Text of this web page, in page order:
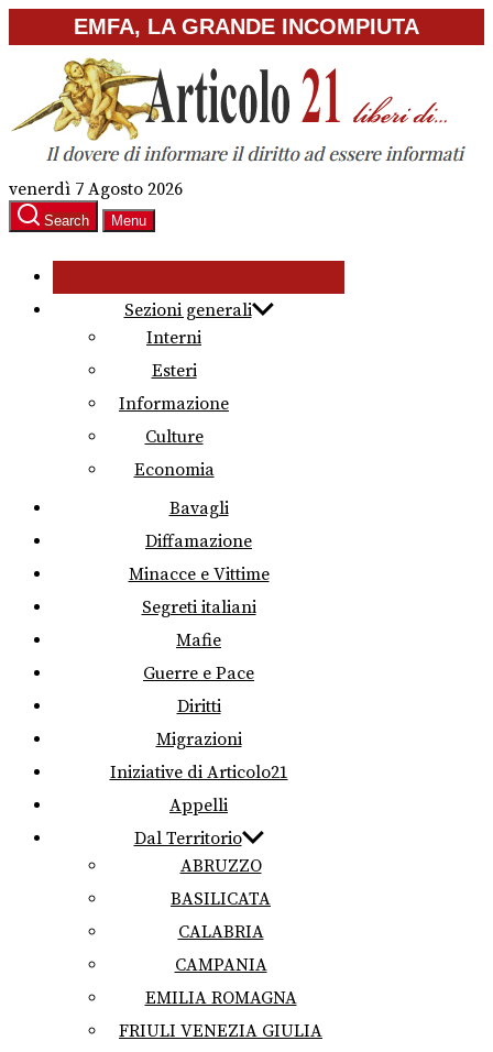
to
content
EMFA, LA GRANDE INCOMPIUTA
venerdì 7 Agosto 2026
Search Menu
Sezioni generali
Interni
Esteri
Informazione
Culture
Economia
Bavagli
Diffamazione
Minacce e Vittime
Segreti italiani
Mafie
Guerre e Pace
Diritti
Migrazioni
Iniziative di Articolo21
Appelli
Dal Territorio
ABRUZZO
BASILICATA
CALABRIA
CAMPANIA
EMILIA ROMAGNA
FRIULI VENEZIA GIULIA